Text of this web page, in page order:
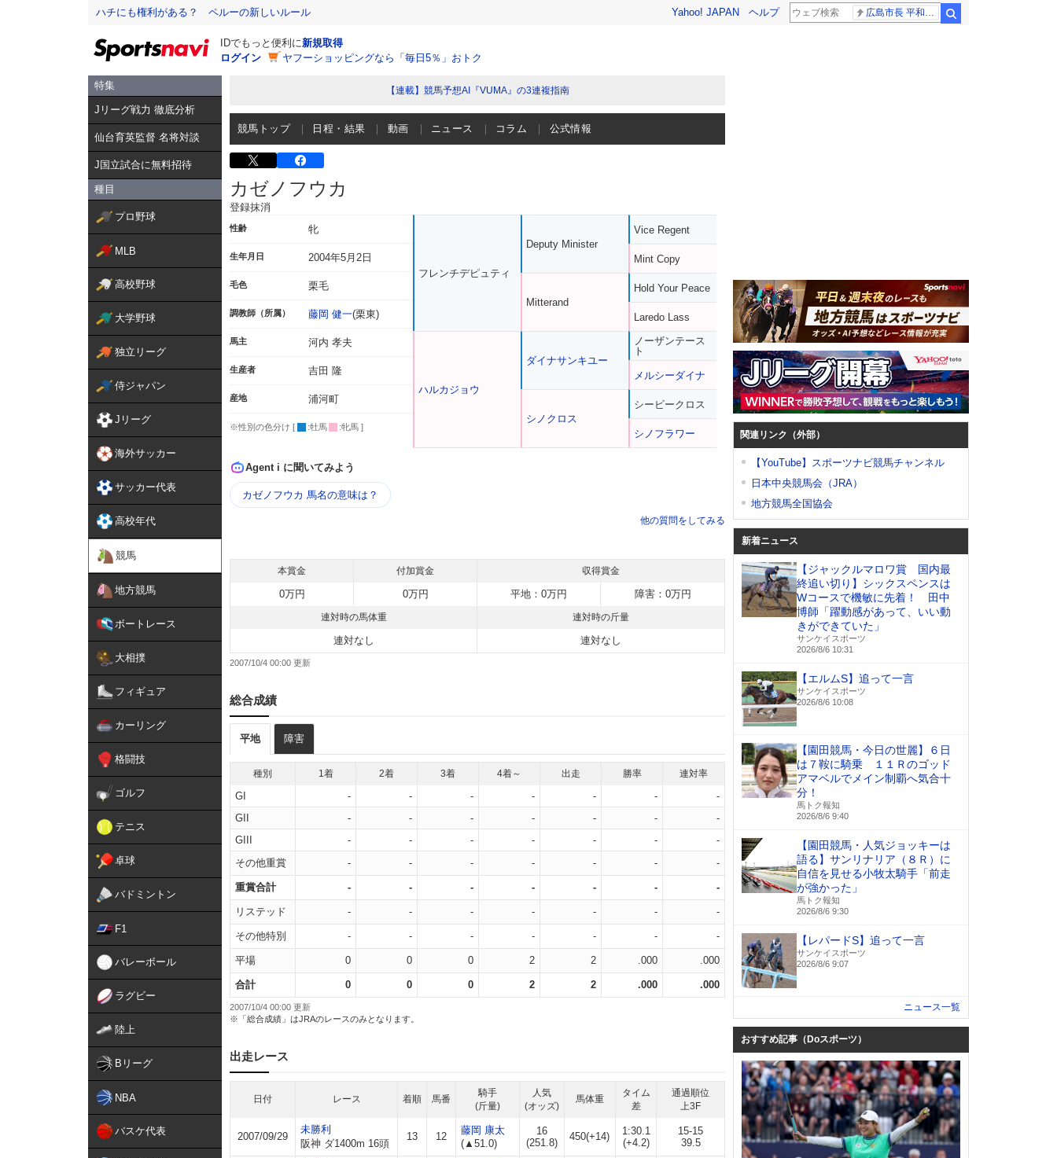
ハチにも権利がある？ ペルーの新しいルール Yahoo! JAPAN ヘルプ
IDでもっと便利に新規取得
ログイン
ヤフーショッピングなら「毎日5％」おトク
特集
Jリーグ戦力 徹底分析
仙台育英監督 名将対談
J国立試合に無料招待
種目
プロ野球
MLB
高校野球
大学野球
独立リーグ
侍ジャパン
Jリーグ
海外サッカー
サッカー代表
高校年代
競馬
地方競馬
ボートレース
大相撲
フィギュア
カーリング
格闘技
ゴルフ
テニス
卓球
バドミントン
F1
バレーボール
ラグビー
陸上
Bリーグ
NBA
バスケ代表
【連載】競馬予想AI『VUMA』の3連複指南
競馬トップ 日程・結果 動画 ニュース コラム 公式情報
カゼノフウカ
登録抹消
性齢 牝
生年月日 2004年5月2日
毛色 栗毛
調教師（所属） 藤岡 健一(栗東)
馬主 河内 孝夫
生産者 吉田 隆
産地 浦河町
※性別の色分け [ :牡馬 :牝馬 ]
フレンチデピュティ
ハルカジョウ
Deputy Minister
Mitterand
ダイナサンキユー
シノクロス
Vice Regent
Mint Copy
Hold Your Peace
Laredo Lass
ノーザンテース
ト
メルシーダイナ
シービークロス
シノフラワー
Agent i に聞いてみよう
カゼノフウカ 馬名の意味は？
他の質問をしてみる
本賞金 付加賞金 収得賞金
0万円 0万円 平地：0万円 障害：0万円
連対時の馬体重 連対時の斤量
連対なし 連対なし
2007/10/4 00:00
総合成績
平地 障害
種別 1着 2着 3着 4着～ 出走 勝率 連対率
GI - - - - - -
-
GII
- - - - - -
-
GIII
- - - - - -
-
その他重賞
- - - - - - -
重賞合計 - - - - - - -
リステッド - - - - - - -
その他特別 - - - - - - -
平場 0 0 0 2 2 .000 .000
合計 0 0 0 2 2 .000 .000
2007/10/4 00:00 更新
※「総合成績」はJRAのレースのみとなります。
出走レース
日付 レース 着順 馬番
騎手
(斤量)
人気
(オッズ)
馬体重
タイム
差
通過順位
上3F
2007/09/29
未勝利
阪神 ダ1400m 16頭
13 12
藤岡 康太
(▲51.0)
16
(251.8)
450(+14)
1:30.1
(+4.2)
15-15
39.5
関連リンク（外部）
【YouTube】スポーツナビ競馬チャンネル
日本中央競馬会（JRA）
地方競馬全国協会
新着ニュース
【ジャックルマロワ賞 国内最
終追い切り】シックスペンスは
Wコースで機敏に先着！ 田中
博師「躍動感があって、いい動
きができていた」
サンケイスポーツ
2026/8/6 10:31
【エルムS】追って一言
サンケイスポーツ
2026/8/6 10:08
【園田競馬・今日の世麗】６日
は７鞍に騎乗 １１Ｒのゴッド
アマベルでメイン制覇へ気合十
分！
馬トク報知
2026/8/6 9:40
【園田競馬・人気ジョッキーは
語る】サンリナリア（８Ｒ）に
自信を見せる小牧太騎手「前走
が強かった」
馬トク報知
2026/8/6 9:30
【レパードS】追って一言
サンケイスポーツ
2026/8/6 9:07
ニュース一覧
おすすめ記事（Doスポーツ）